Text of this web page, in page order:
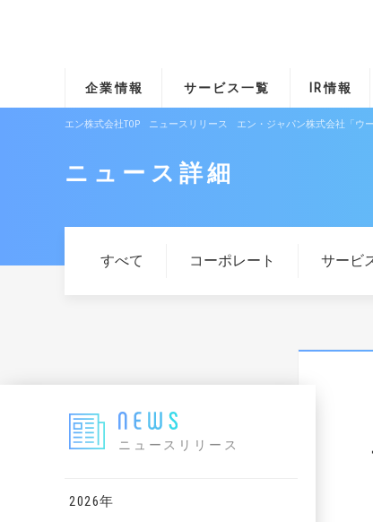
企業情報 サービス一覧 IR情報
エン株式会社TOP ニュースリリース エン・ジャパン株式会社「ウ
ニュース詳細
すべて コーポレート サービ
ニュースリリース
2026年